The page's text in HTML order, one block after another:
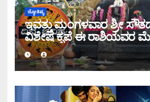
ಜ್ಯೋತಿಷ್ಯ
ಇವತ್ತು ಮಂಗಳವಾರ ಶ್ರೀ
ವಿಶೇಷ ಕೃಪೆ ಈ ರಾಶಿಯವರ
ಇಂದಿನ ರಾಶಿ ಭವಿಷ್ಯ ತಿಳಿಯಿರಿ